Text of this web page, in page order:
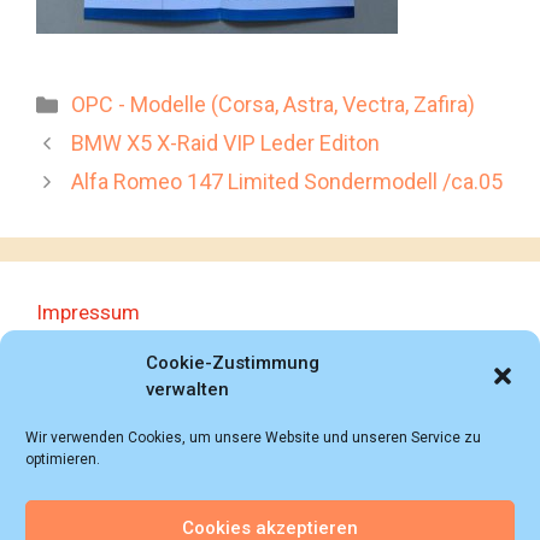
Cookie-Zustimmung
verwalten
Wir verwenden Cookies, um unsere Website und unseren Service zu
optimieren.
Cookies akzeptieren
Kategorien
OPC - Modelle (Corsa, Astra, Vectra, Zafira)
BMW X5 X-Raid VIP Leder Editon
Alfa Romeo 147 Limited Sondermodell /ca.05
Impressum
Datenschutzerklärung